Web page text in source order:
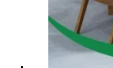
LA TECA DE LA